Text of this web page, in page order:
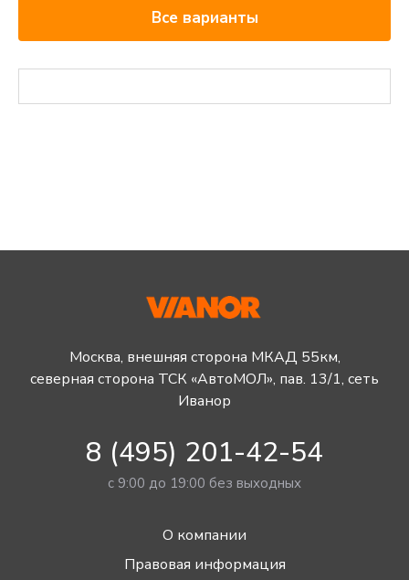
Все варианты
Москва, внешняя сторона МКАД 55км,
северная сторона ТСК «АвтоМОЛ», пав. 13/1, сеть
Иванор
8 (495) 201-42-54
с 9:00 до 19:00 без выходных
О компании
Правовая информация